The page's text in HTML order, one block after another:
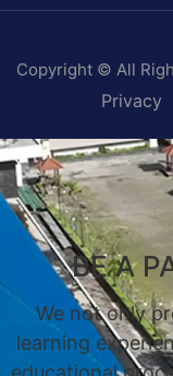
Copyright © All
Privacy
BE A
We not only
learning